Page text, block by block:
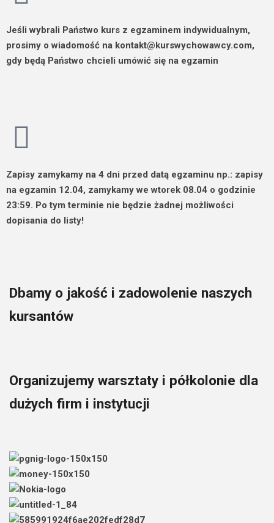
Jeśli wybrali Państwo kurs z egzaminem indywidualnym,
prosimy o wiadomość na kontakt@kurswychowawcy.com,
gdy będą Państwo chcieli umówić się na egzamin
Zapisy zamykamy na 4 dni przed datą egzaminu np.: zapisy
na egzamin 12.04, zamykamy we wtorek 08.04 o godzinie
23:59. Po tym terminie nie będzie żadnej możliwości
dopisania do listy!
Dbamy o jakość i zadowolenie naszych
kursantów
Organizujemy warsztaty i półkolonie dla
dużych firm i instytucji